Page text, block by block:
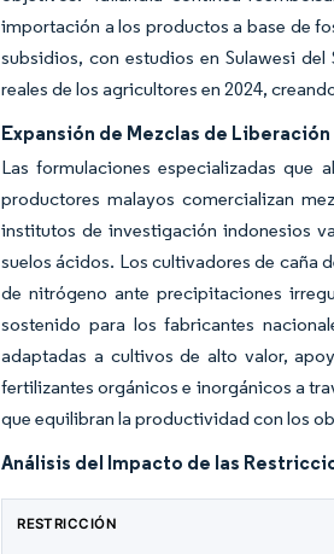
importación a los productos a base de
subsidios, con estudios en Sulawesi
reales de los agricultores en 2024,
Expansión de Mezclas de
Las formulaciones especializadas que
productores malayos comercializan
institutos de investigación indonesios
suelos ácidos. Los cultivadores de caña
de nitrógeno ante precipitaciones
sostenido para los fabricantes
adaptadas a cultivos de alto valor,
fertilizantes orgánicos e inorgánicos a
que equilibran la productividad con los
Análisis del Impacto de las
RESTRICCIÓN